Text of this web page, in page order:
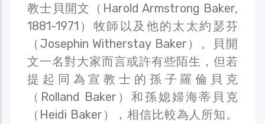
教士貝開文（Harold Armstrong Baker,
1881-1971）牧師以及他的太太約瑟芬
（Josephin Witherstay Baker）。貝開
文一名對大家而言或許有些陌生，但若
提起同為宣教士的孫子羅倫貝克
（Rolland Baker）和孫媳婦海蒂貝克
（Heidi Baker），相信比較為人所知。